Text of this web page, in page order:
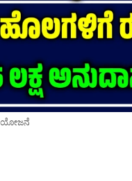
ಯೋಜನೆ